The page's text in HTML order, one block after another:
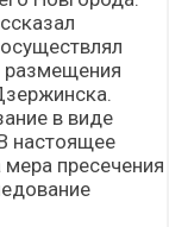
размещения
в виде
настоящее
пресечения